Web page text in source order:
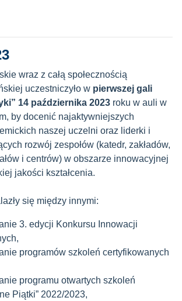
wraz z całą społecznością
uczestniczyło w pierwszej gali
14 października 2023 roku w auli w
by docenić najaktywniejszych
naszej uczelni oraz liderki i
rozwój zespołów (katedr, zakładów,
i centrów) w obszarze innowacyjnej
jakości kształcenia.
się między innymi:
3. edycji Konkursu Innowacji
programów szkoleń certyfikowanych
programu otwartych szkoleń
Piątki” 2022/2023,